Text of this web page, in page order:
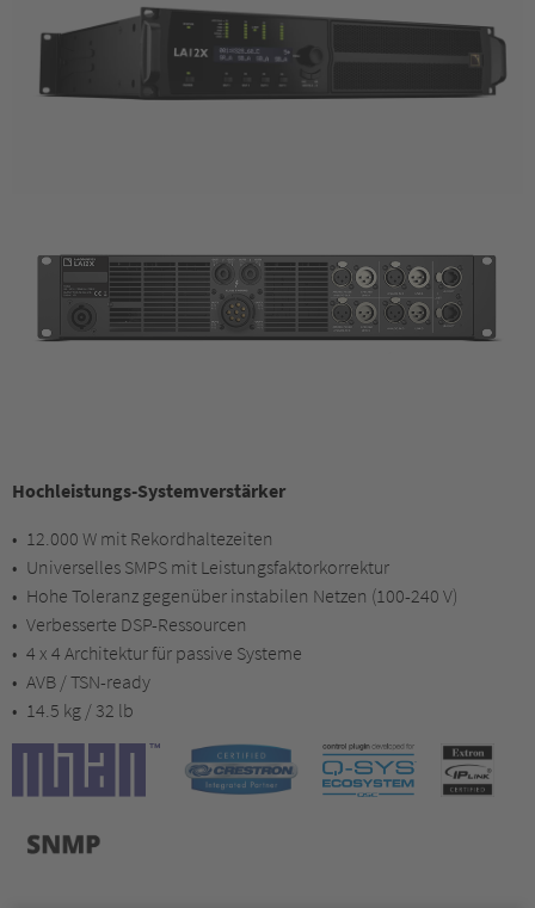
Hochleistungs-Systemverstärker
12.000 W mit Rekordhaltezeiten
Universelles SMPS mit Leistungsfaktorkorrektur
Hohe Toleranz gegenüber instabilen Netzen (100-240 V)
Verbesserte DSP-Ressourcen
4 x 4 Architektur für passive Systeme
AVB / TSN-ready
14.5 kg / 32 lb